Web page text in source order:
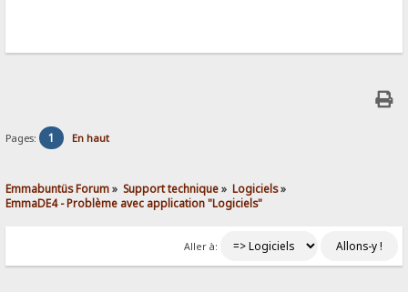
Pages: 1 En haut
Emmabuntüs Forum» Support technique» Logiciels»
EmmaDE4 - Problème avec application "Logiciels"
Aller à: